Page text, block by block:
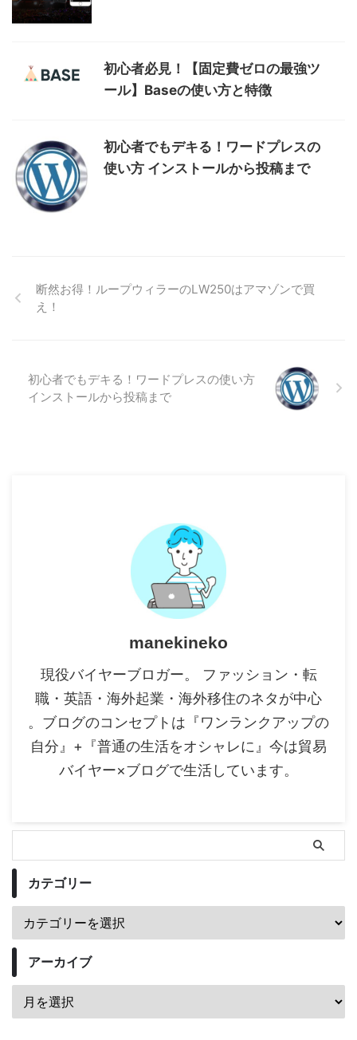
初心者必見！【固定費ゼロの最強ツ
ール】Baseの使い方と特徴
初心者でもデキる！ワードプレスの
使い方 インストールから投稿まで
断然お得！ループウィラーのLW250はアマゾンで買
え！
初心者でもデキる！ワードプレスの使い方
インストールから投稿まで
manekineko
現役バイヤーブロガー。 ファッション・転
職・英語・海外起業・海外移住のネタが中心
。ブログのコンセプトは『ワンランクアップの
自分』+『普通の生活をオシャレに』今は貿易
バイヤー×ブログで生活しています。
カテゴリー
アーカイブ